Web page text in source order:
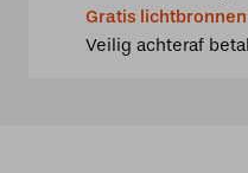
Gratis
Veilig achteraf